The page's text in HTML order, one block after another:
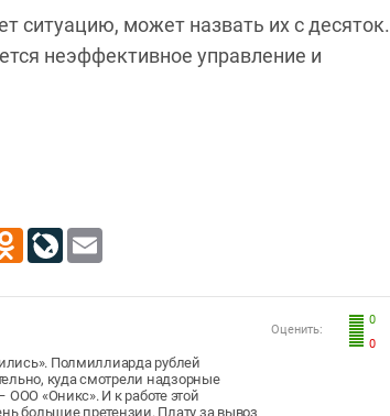
ситуацию, может назвать их с десяток.
неэффективное управление и
Odnoklassniki
LiveJournal
0
0
Оценить:
Полмиллиарда рублей
куда смотрели надзорные
ООО «Оникс». И к работе этой
большие претензии. Плату за вывоз